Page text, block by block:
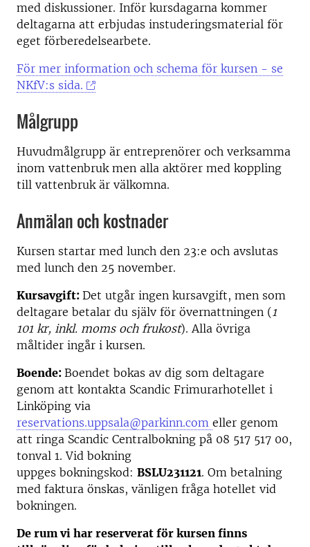
med diskussioner. Inför kursdagarna kommer
deltagarna att erbjudas instuderingsmaterial för
eget förberedelsearbete.
För mer information och schema för kursen - se
NKfV:s sida.
Målgrupp
Huvudmålgrupp är entreprenörer och verksamma
inom vattenbruk men alla aktörer med koppling
till vattenbruk är välkomna.
Anmälan och kostnader
Kursen startar med lunch den 23:e och avslutas
med lunch den 25 november.
Kursavgift: Det utgår ingen kursavgift, men som
deltagare betalar du själv för övernattningen (1
101 kr, inkl. moms och frukost). Alla övriga
måltider ingår i kursen.
Boende: Boendet bokas av dig som deltagare
genom att kontakta Scandic Frimurarhotellet i
Linköping via
reservations.uppsala@parkinn.com eller genom
att ringa Scandic Centralbokning på 08 517 517 00,
tonval 1. Vid bokning
uppges bokningskod: BSLU231121. Om betalning
med faktura önskas, vänligen fråga hotellet vid
bokningen.
De rum vi har reserverat för kursen finns